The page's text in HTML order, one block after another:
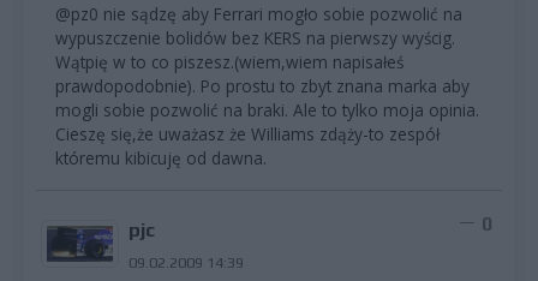
@pz0 nie sądzę aby Ferrari mogło sobie pozwolić na
wypuszczenie bolidów bez KERS na pierwszy wyścig.
Wątpię w to co piszesz.(wiem,wiem napisałeś
prawdopodobnie). Po prostu to zbyt znana marka aby
mogli sobie pozwolić na braki. Ale to tylko moja opinia.
Cieszę się,że uważasz że Williams zdąży-to zespół
któremu kibicuję od dawna.
pjc
09.02.2009 14:39
0